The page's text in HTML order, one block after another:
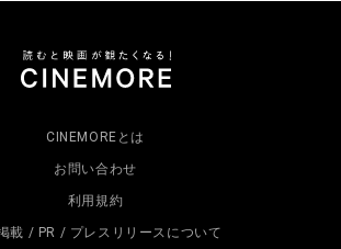
CINEMOREとは
お問い合わせ
利用規約
載 / PR / プレスリリースについて